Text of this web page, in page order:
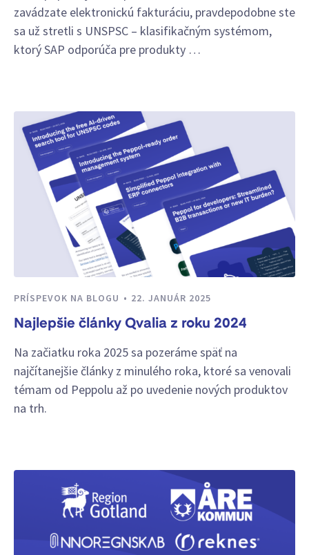
zavádzate elektronickú fakturáciu, pravdepodobne ste
sa už stretli s UNSPSC – klasifikačným systémom,
ktorý SAP odporúča pre produkty …
PRÍSPEVOK NA BLOGU 22. JANUÁR 2025
Najlepšie články Qvalia z roku 2024
Na začiatku roka 2025 sa pozeráme späť na
najčítanejšie články z minulého roka, ktoré sa venovali
témam od Peppolu až po uvedenie nových produktov
na trh.